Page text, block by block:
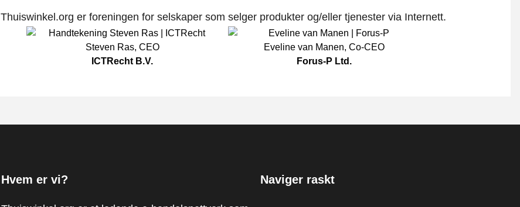
Thuiswinkel.org er foreningen for selskaper som selger produkter og/eller tjenester via Internett.
Steven Ras, CEO
ICTRecht B.V.
Eveline van Manen, Co-CEO
Forus-P Ltd.
Hvem er vi? Naviger raskt